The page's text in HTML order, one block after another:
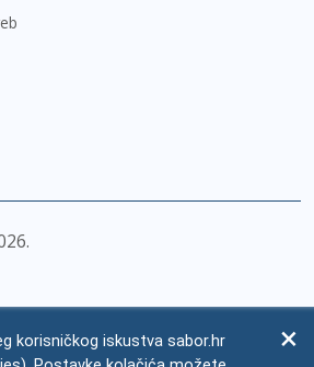
korisničkog iskustva sabor.hr